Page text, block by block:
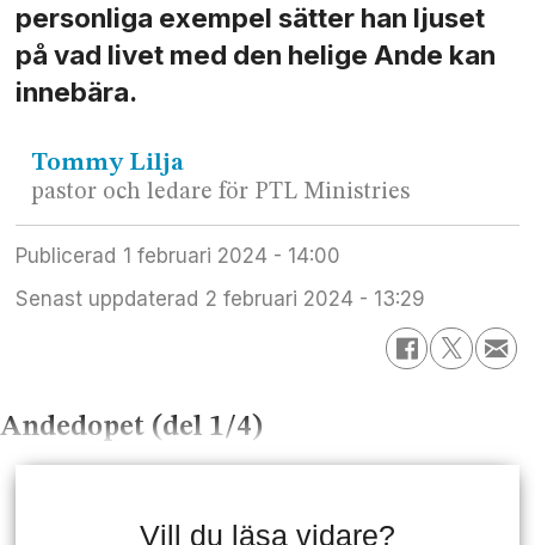
personliga exempel sätter han ljuset
på vad livet med den helige Ande kan
innebära.
Tommy Lilja
pastor och ledare för PTL Ministries
Publicerad
1 februari 2024 - 14:00
Senast uppdaterad
2 februari 2024 - 13:29
Andedopet (del 1/4)
Vill du läsa vidare?